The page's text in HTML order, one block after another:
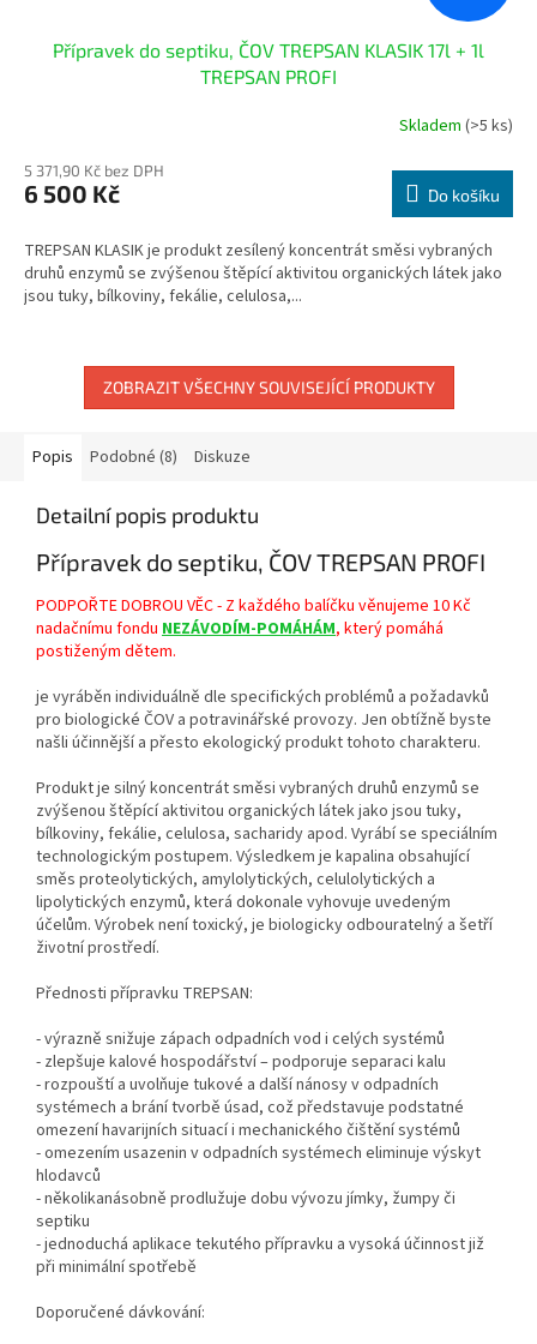
Přípravek do septiku, ČOV TREPSAN KLASIK 17l + 1l
TREPSAN PROFI
produktu
je
z
5
hvězdiček.
Skladem(>5 ks)
5 371,90 Kč bez DPH
6 500 Kč Do košíku
TREPSAN KLASIK je produkt zesílený koncentrát směsi vybraných
druhů enzymů se zvýšenou štěpící aktivitou organických látek jako
jsou tuky, bílkoviny, fekálie, celulosa,...
ZOBRAZIT VŠECHNY SOUVISEJÍCÍ PRODUKTY
Popis Podobné (8) Diskuze
Detailní popis produktu
Přípravek do septiku, ČOV TREPSAN PROFI
PODPOŘTE DOBROU VĚC - Z každého balíčku věnujeme 10 Kč
nadačnímu fondu NEZÁVODÍM-POMÁHÁM, který pomáhá
postiženým dětem.
je vyráběn individuálně dle specifických problémů a požadavků
pro biologické ČOV a potravinářské provozy. Jen obtížně byste
našli účinnější a přesto ekologický produkt tohoto charakteru.
Produkt je silný koncentrát směsi vybraných druhů enzymů se
zvýšenou štěpící aktivitou organických látek jako jsou tuky,
bílkoviny, fekálie, celulosa, sacharidy apod. Vyrábí se speciálním
technologickým postupem. Výsledkem je kapalina obsahující
směs proteolytických, amylolytických, celulolytických a
lipolytických enzymů, která dokonale vyhovuje uvedeným
účelům. Výrobek není toxický, je biologicky odbouratelný a šetří
životní prostředí.
Přednosti přípravku TREPSAN:
- výrazně snižuje zápach odpadních vod i celých systémů
- zlepšuje kalové hospodářství – podporuje separaci kalu
- rozpouští a uvolňuje tukové a další nánosy v odpadních
systémech a brání tvorbě úsad, což představuje podstatné
omezení havarijních situací i mechanického čištění systémů
- omezením usazenin v odpadních systémech eliminuje výskyt
hlodavců
- několikanásobně prodlužuje dobu vývozu jímky, žumpy či
septiku
- jednoduchá aplikace tekutého přípravku a vysoká účinnost již
při minimální spotřebě
Doporučené dávkování: